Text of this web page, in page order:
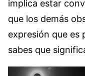
implica estar
que los demás
expresión que es
sabes que